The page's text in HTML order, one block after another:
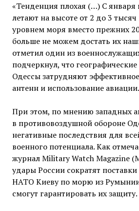
«Тенденция плохая (…) С января
летают на высоте от 2 до 3
уровнем моря вместо прежних
больше не можем достать их
отметил один из
подчеркнул, что
Одессы затрудняют
антенн и использование авиации.
При этом, по мнению западных
в противовоздушной обороне
негативные последствия для
военного потенциала. Как
журнал Military Watch Magazine
удары России сократят
НАТО Киеву по морю из
смогут гарантировать их защиту.